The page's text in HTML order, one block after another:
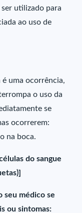
utilizado para
ao uso de
uma ocorrência,
o uso da
se
ocorrerem:
na boca.
do sangue
seu médico se
ou sintomas: